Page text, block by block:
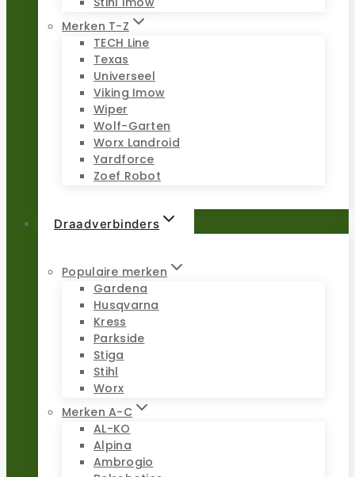
Merken T-Z
TECH Line
Texas
Universeel
Viking Imow
Wiper
Wolf-Garten
Worx Landroid
Yardforce
Zoef Robot
Draadverbinders
Populaire merken
Gardena
Husqvarna
Kress
Parkside
Stiga
Stihl
Worx
Merken A-C
AL-KO
Alpina
Ambrogio